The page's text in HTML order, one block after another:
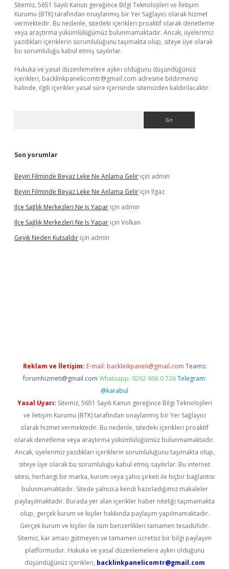
Sitemiz, 5651 Sayılı Kanun gereğince Bilgi Teknolojileri ve İletişim
Kurumu (BTK) tarafından onaylanmış bir Yer Sağlayıcı olarak hizmet
vermektedir. Bu nedenle, sitedeki içerikleri proaktif olarak denetleme
veya araştırma yükümlülüğümüz bulunmamaktadır. Ancak, üyelerimiz
yazdıkları içeriklerin sorumluluğunu taşımakta olup, siteye üye olarak
bu sorumluluğu kabul etmiş sayılırlar.
Hukuka ve yasal düzenlemelere aykırı olduğunu düşündüğünüz
içerikleri, backlinkpanelicomtr@gmail.com adresine bildirmeniz
halinde, ilgili içerikler yasal süre içerisinde sitemizden kaldırılacaktır.
Son yorumlar
Beyin Filminde Beyaz Leke Ne Anlama Gelir için admin
Beyin Filminde Beyaz Leke Ne Anlama Gelir için Ilgaz
Ilçe Sağlık Merkezleri Ne Iş Yapar için admin
Ilçe Sağlık Merkezleri Ne Iş Yapar için Volkan
Geyik Neden Kutsaldır için admin
Reklam ve İletişim: E-mail: backlinkpaneli@gmail.com Teams:
forumhizmeti@gmail.com Whatsapp: 0262 606 0 726 Telegram:
@karabul
Yasal Uyarı: Sitemiz, 5651 Sayılı Kanun gereğince Bilgi Teknolojileri
ve İletişim Kurumu (BTK) tarafından onaylanmış bir Yer Sağlayıcı
olarak hizmet vermektedir. Bu nedenle, sitedeki içerikleri proaktif
olarak denetleme veya araştırma yükümlülüğümüz bulunmamaktadır.
Ancak, üyelerimiz yazdıkları içeriklerin sorumluluğunu taşımakta olup,
siteye üye olarak bu sorumluluğu kabul etmiş sayılırlar. Bu internet
sitesi, herhangi bir marka, kurum veya şahıs şirketi ile hiçbir bağlantısı
bulunmamaktadır. Sitede yalnızca kendi hazırladığımız makaleler
paylaşılmaktadır. Burada yer alan içerikler haber niteliği taşımamakta
olup, gerçek kurum ve kişiler hakkında paylaşım yapılmamaktadır.
Gerçek kurum ve kişiler ile isim benzerlikleri tamamen tesadüfidir.
Sitemiz, kar amacı gütmeyen ve tamamen ücretsiz bir bilgi paylaşım
platformudur. Hukuka ve yasal düzenlemelere aykırı olduğunu
düşündüğünüz içerikleri, backlinkpanelicomtr@gmail.com